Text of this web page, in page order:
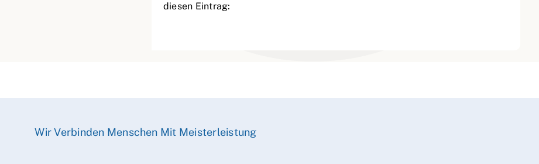
diesen Eintrag:
Wir Verbinden Menschen Mit Meisterleistung